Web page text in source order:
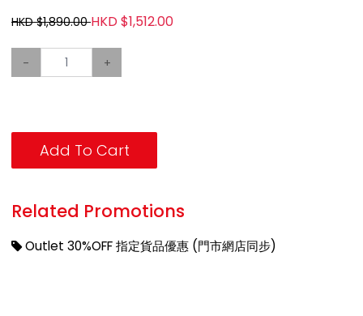
HKD $1,890.00HKD $1,512.00
- +
Add To Cart
Related Promotions
Outlet 30%OFF 指定貨品優惠 (門市網店同步)